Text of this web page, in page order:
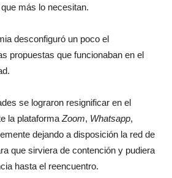
más lo necesitan.
desconfiguró un poco el
propuestas que funcionaban en el
se lograron resignificar en el
la plataforma Zoom, Whatsapp,
dejando a disposición la red de
que sirviera de contención y pudiera
hasta el reencuentro.